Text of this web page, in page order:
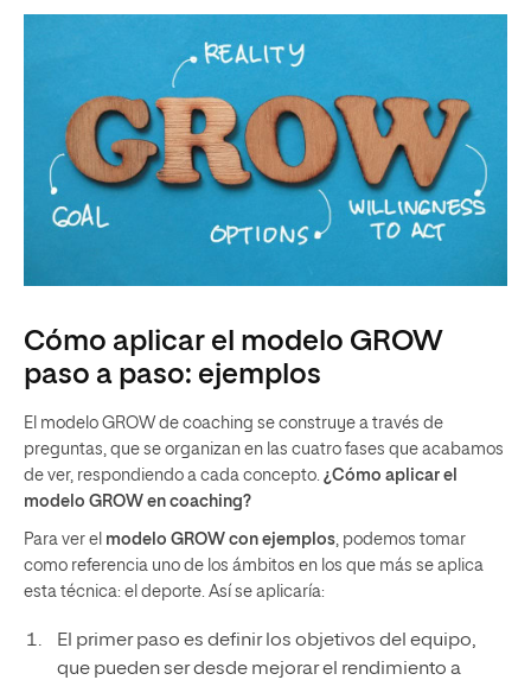
Cómo aplicar el modelo GROW
paso a paso: ejemplos
El modelo GROW de coaching se construye a través de
preguntas, que se organizan en las cuatro fases que acabamos
de ver, respondiendo a cada concepto. ¿Cómo aplicar el
modelo GROW en coaching?
Para ver el modelo GROW con ejemplos, podemos tomar
como referencia uno de los ámbitos en los que más se aplica
esta técnica: el deporte. Así se aplicaría:
El primer paso es definir los objetivos del equipo,
que pueden ser desde mejorar el rendimiento a